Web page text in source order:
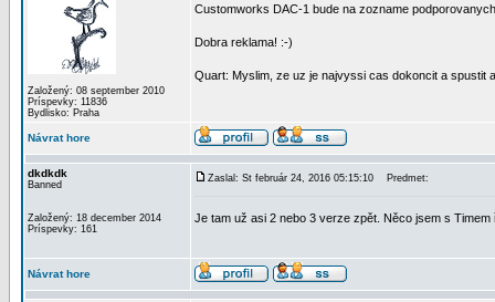
Založený: 08 september 2010
Príspevky: 11836
Bydlisko: Praha
Customworks DAC-1 bude na zozname
Dobra reklama! :-)
Quart: Myslim, ze uz je najvyssi cas dokoncit a spustit
Návrat hore
dkdkdk
Banned
Založený: 18 december 2014
Príspevky: 161
Zaslal: St február 24, 2016 05:15:10 Predmet:
Je tam už asi 2 nebo 3 verze zpět. Něco jsem s
Návrat hore